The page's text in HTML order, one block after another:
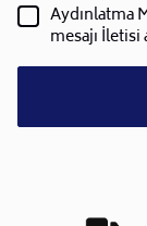
Aydınlatma
mesajı